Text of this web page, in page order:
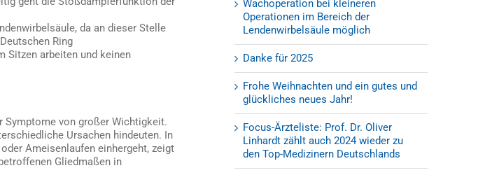
da an dieser Stelle
Ring
Sitzen arbeiten und keinen
Symptome von großer Wichtigkeit.
Ursachen hindeuten. In
Ameisenlaufen einhergeht, zeigt
Gliedmaßen in
Wachoperation bei kleineren
Operationen im Bereich der
Lendenwirbelsäule möglich
Danke für 2025
Frohe Weihnachten und ein gutes und
glückliches neues Jahr!
Focus-Ärzteliste: Prof. Dr. Oliver
Linhardt zählt auch 2024 wieder zu
den Top-Medizinern Deutschlands